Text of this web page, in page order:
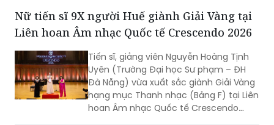
Tiến sĩ, giảng viên Nguyễn Hoàng Tịnh
Uyên (Trường Đại học Sư phạm – ĐH
Đà Nẵng) vừa xuất sắc giành Giải Vàng
hạng mục Thanh nhạc (Bảng F) tại Liên
hoan Âm nhạc Quốc tế Crescendo
2026. Thành tích tiếp tục khẳng định
dấu ấn của nữ tiến sĩ 9X trong lĩnh vực
biểu diễn, nghiên cứu và đào tạo âm
Hành trình nhìn lại gần một thế kỷ hình ảnh